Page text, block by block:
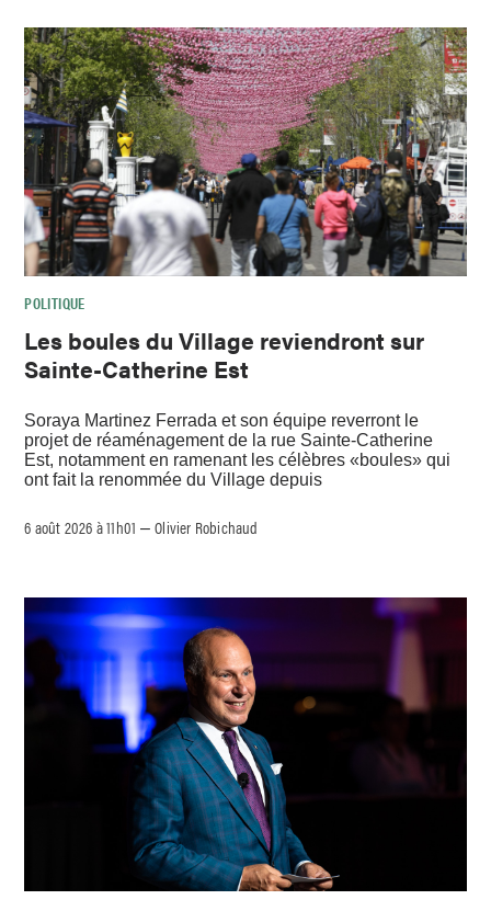
POLITIQUE
Les boules du Village reviendront sur
Sainte-Catherine Est
Soraya Martinez Ferrada et son équipe reverront le
projet de réaménagement de la rue Sainte-Catherine
Est, notamment en ramenant les célèbres «boules» qui
ont fait la renommée du Village depuis
6 août 2026 à 11h01 –Olivier Robichaud